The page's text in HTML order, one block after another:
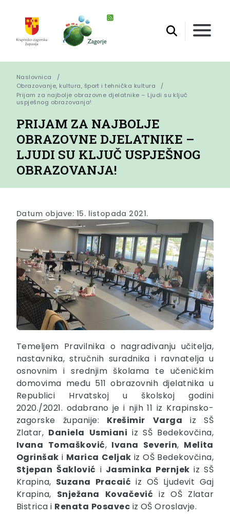
Naslovnica
Obrazovanje, kultura, šport i tehnička kultura
Prijam za najbolje obrazovne djelatnike – Ljudi su ključ
uspješnog obrazovanja!
PRIJAM ZA NAJBOLJE
OBRAZOVNE DJELATNIKE –
LJUDI SU KLJUČ USPJEŠNOG
OBRAZOVANJA!
Datum objave: 15. listopada 2021.
Temeljem Pravilnika o nagrađivanju učitelja,
nastavnika, stručnih suradnika i ravnatelja u
osnovnim i srednjim školama te učeničkim
domovima među 511 obrazovnih djelatnika u
Republici Hrvatskoj u školskoj godini
2020./2021. odabrano je i njih 11 iz Krapinsko-
zagorske županije: Krešimir Varga iz SŠ
Zlatar, Daniela Usmiani iz SŠ Bedekovčina,
Ivana Tomašković, Ivana Severin, Melita
Ogrinšak i Marica Celjak iz OŠ Bedekovčina,
Stjepan Šaklović i Jasminka Pernjek iz SŠ
Krapina, Suzana Pracaić iz OŠ Ljudevit Gaj
Krapina, Snježana Kovačević iz OŠ Zlatar
Bistrica i Renata Posavec iz OŠ Oroslavje.